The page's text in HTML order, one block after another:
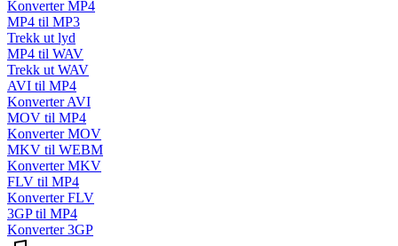
Konverter MP4
MP4 til MP3
Trekk ut lyd
MP4 til WAV
Trekk ut WAV
AVI til MP4
Konverter AVI
MOV til MP4
Konverter MOV
MKV til WEBM
Konverter MKV
FLV til MP4
Konverter FLV
3GP til MP4
Konverter 3GP